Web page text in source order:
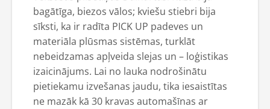
bagātīga, biezos vālos; kviešu stiebri bija
sīksti, ka ir radīta PICK UP padeves un
materiāla plūsmas sistēmas, turklāt
nebeidzamas apļveida slejas un – loģistikas
izaicinājums. Lai no lauka nodrošinātu
pietiekamu izvešanas jaudu, tika iesaistītas
ne mazāk kā 30 kravas automašīnas ar